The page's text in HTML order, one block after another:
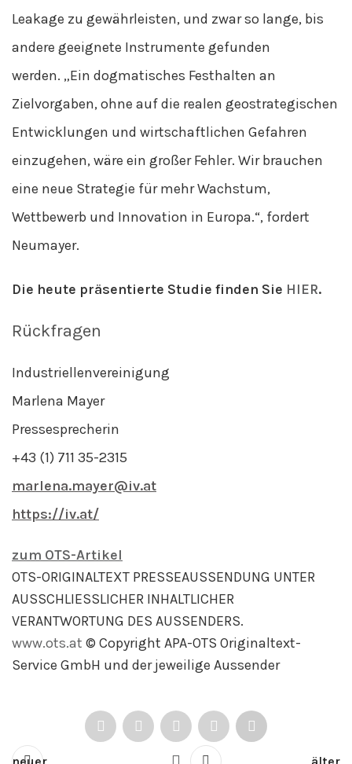
Leakage zu gewährleisten, und zwar so lange, bis
andere geeignete Instrumente gefunden
werden. „Ein dogmatisches Festhalten an
Zielvorgaben, ohne auf die realen geostrategischen
Entwicklungen und wirtschaftlichen Gefahren
einzugehen, wäre ein großer Fehler. Wir brauchen
eine neue Strategie für mehr Wachstum,
Wettbewerb und Innovation in Europa.“, fordert
Neumayer.
Die heute präsentierte Studie finden Sie HIER.
Rückfragen
Industriellenvereinigung
Marlena Mayer
Pressesprecherin
+43 (1) 711 35-2315
marlena.mayer@iv.at
https://iv.at/
zum OTS-Artikel
OTS-ORIGINALTEXT PRESSEAUSSENDUNG UNTER
AUSSCHLIESSLICHER INHALTLICHER
VERANTWORTUNG DES AUSSENDERS.
www.ots.at © Copyright APA-OTS Originaltext-
Service GmbH und der jeweilige Aussender
neuer älter